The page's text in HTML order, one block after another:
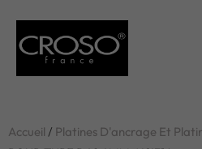
Accueil / Platines D'ancrage Et